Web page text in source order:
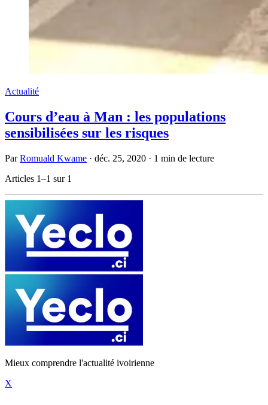
Actualité
Cours d’eau à Man : les populations
sensibilisées sur les risques
ParRomuald Kwame · déc. 25, 2020 · 1 min de lecture
Articles 1–1 sur 1
Mieux comprendre l'actualité ivoirienne
X